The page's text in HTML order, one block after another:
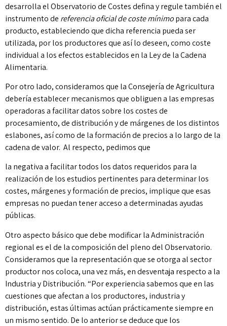
desarrolla el Observatorio de Costes defina y regule también el
instrumento de referencia oficial de coste mínimopara cada
producto, estableciendo que dicha referencia pueda ser
utilizada, por los productores que así lo deseen, como coste
individual a los efectos establecidos en la Ley de la Cadena
Alimentaria.
Por otro lado, consideramos que la Consejería de Agricultura
debería establecer mecanismos que obliguen a las empresas
operadoras a facilitar datos sobre los costes de
procesamiento, de distribución y de márgenes de los distintos
eslabones, así como de la formación de precios a lo largo de la
cadena de valor. Al respecto, pedimos que
la negativa a facilitar todos los datos requeridos para la
realización de los estudios pertinentes para determinar los
costes, márgenes y formación de precios, implique que esas
empresas no puedan tener acceso a determinadas ayudas
públicas.
Otro aspecto básico que debe modificar la Administración
regional es el de la composición del pleno del Observatorio.
Consideramos que la representación que se otorga al sector
productor nos coloca, una vez más, en desventaja respecto a la
Industria y Distribución. “Por experiencia sabemos que en las
cuestiones que afectan a los productores, industria y
distribución, estas últimas actúan prácticamente siempre en
un mismo sentido. De lo anterior se deduce que los